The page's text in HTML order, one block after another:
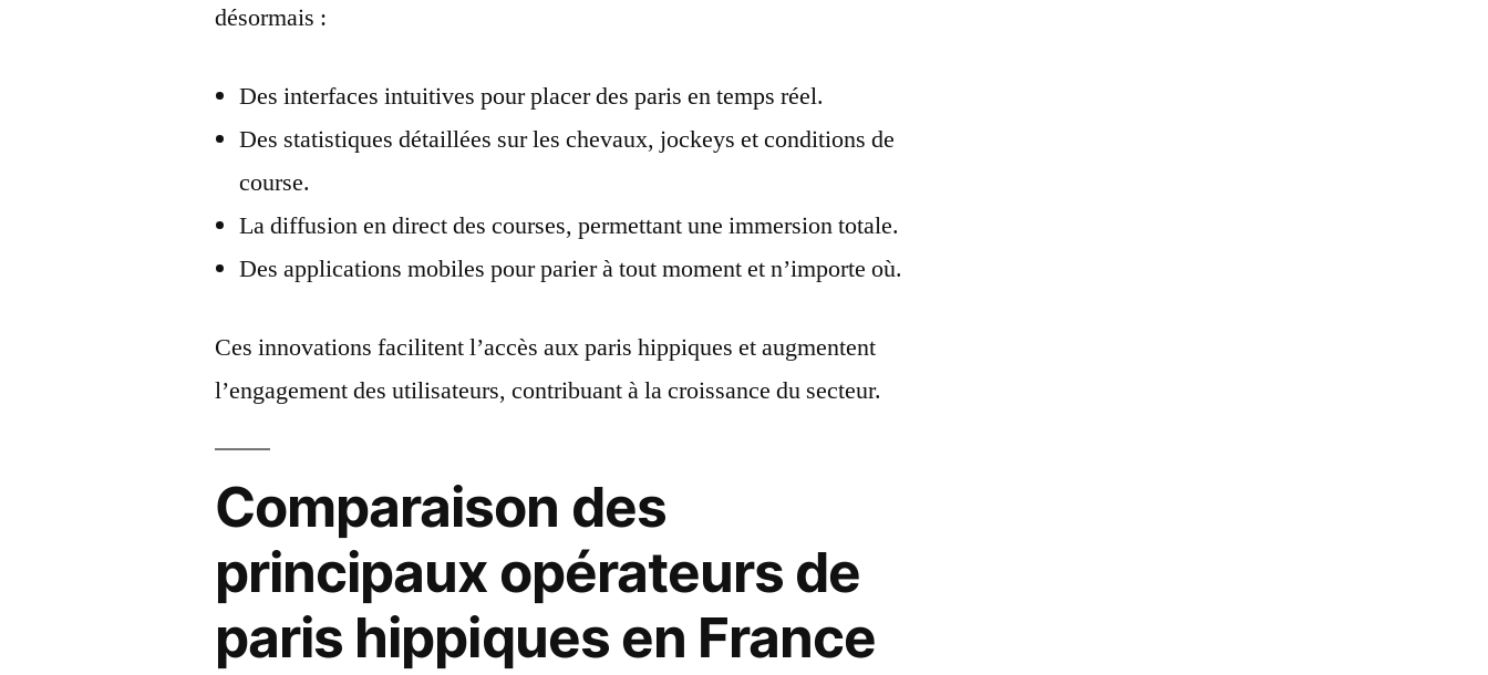
désormais :
Des interfaces intuitives pour placer des paris en temps réel.
Des statistiques détaillées sur les chevaux, jockeys et conditions de
course.
La diffusion en direct des courses, permettant une immersion totale.
Des applications mobiles pour parier à tout moment et n’importe où.
Ces innovations facilitent l’accès aux paris hippiques et augmentent
l’engagement des utilisateurs, contribuant à la croissance du secteur.
Comparaison des
principaux opérateurs de
paris hippiques en France